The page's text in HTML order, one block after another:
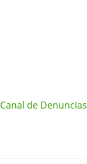
Canal de Denuncias